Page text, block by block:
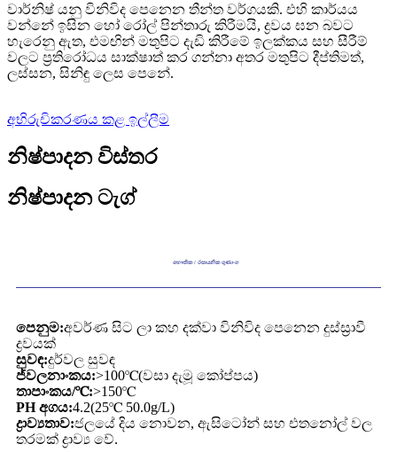
වාර්නිෂ් යනු විනිවිද පෙනෙන තීන්ත වර්ගයකි. එහි කාර්යය
වන්නේ ඉසින හෝ රෝල් පින්තාරු කිරීමයි, ද්‍රවය ඝන බවට
හැරෙනු ඇත, එමඟින් මතුපිට දැඩි කිරීමේ ඉලක්කය සහ සීරීම්
වලට ප්‍රතිරෝධය සාක්ෂාත් කර ගන්නා අතර මතුපිට දීප්තිමත්,
ලස්සන, සිනිඳු ලෙස පෙනේ.
අභිරුචිකරණය කළ ඉල්ලීම
නිෂ්පාදන විස්තර
නිෂ්පාදන ටැග්
භෞතික / රසායනික ගුණාංග
පෙනුම:අවර්ණ සිට ලා කහ දක්වා විනිවිද පෙනෙන දුස්ස්‍රාවී
ද්‍රවයක්
සුවඳ:දුර්වල සුවඳ
ජ්වලනාංකය:>100℃(වසා දැමූ කෝප්පය)
තාපාංකය/℃:>150℃
PH අගය:4.2(25℃ 50.0g/L)
ද්‍රාව්‍යතාව:ජලයේ දිය නොවන, ඇසිටෝන් සහ එතනෝල් වල
තරමක් ද්‍රාව්‍ය වේ.